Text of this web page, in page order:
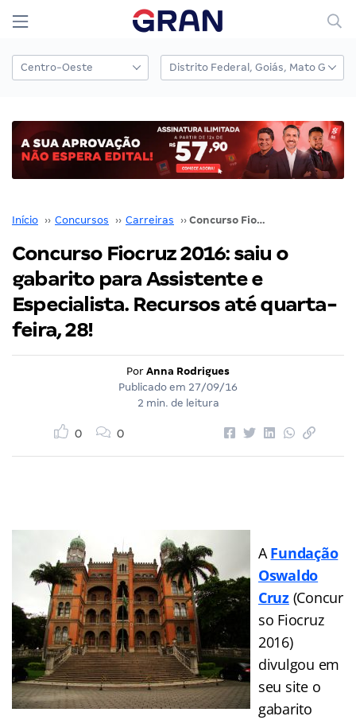
Início ›› Concursos ›› Carreiras ›› Concurso Fiocruz 2016: saiu o gabarito para Assistente e Especialista. Recursos até quarta-feira, 28!
Concurso Fiocruz 2016: saiu o
gabarito para Assistente e
Especialista. Recursos até quarta-
feira, 28!
Por Anna Rodrigues
Publicado em 27/09/16
2 min. de leitura
0 0
AFundação
Oswaldo
Cruz(Concur
so Fiocruz
2016)
divulgou em
seu site o
gabarito